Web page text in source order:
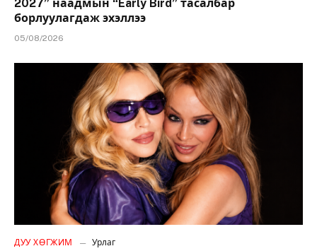
2027” наадмын “Early Bird” тасалбар
борлуулагдаж эхэллээ
05/08/2026
ДУУ ХӨГЖИМ Урлаг